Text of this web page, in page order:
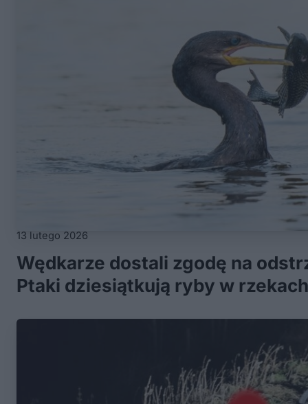
13 lutego 2026
Wędkarze dostali zgodę na
Ptaki dziesiątkują ryby w